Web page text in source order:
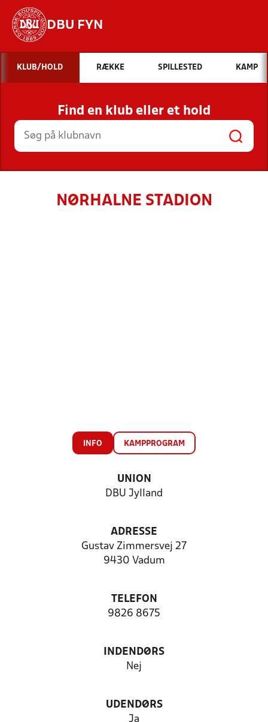
DBU FYN
Hvad vil du søge efter?
INDHOLD OG NYHEDER
STILLINGER, RESULTATER, KLUBBER OG
HOLD
KLUB/HOLD RÆKKE SPILLESTED KAMP
Find en klub eller et hold
NØRHALNE STADION
INFO KAMPPROGRAM
UNION
DBU Jylland
ADRESSE
Gustav Zimmersvej 27
9430 Vadum
TELEFON
9826 8675
INDENDØRS
Nej
UDENDØRS
Ja